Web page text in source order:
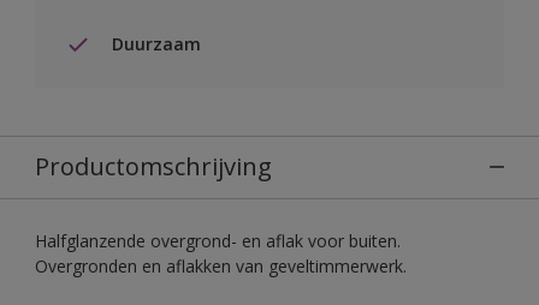
Duurzaam
Productomschrijving
Halfglanzende overgrond- en aflak voor buiten.
Overgronden en aflakken van geveltimmerwerk.